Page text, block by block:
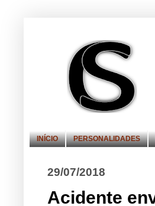
INÍCIO PERSONALIDADES
29/07/2018
Acidente